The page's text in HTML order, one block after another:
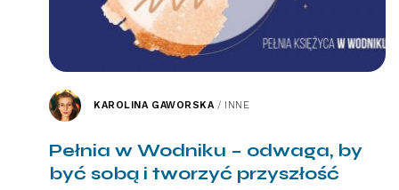
KAROLINA GAWORSKA/ INNE
Pełnia w Wodniku – odwaga, by
być sobą i tworzyć przyszłość